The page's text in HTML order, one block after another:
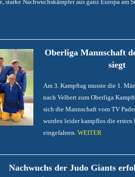
starke Nachwuchskämpfer aus ganz Europa am
Oberliga Mannschaft
siegt
Am 3. Kampftag musste die 1.
nach Velbert zum Oberliga
sich die Mannschaft vom TV
wurden leider kampflos die ersten
eingefahren. WEITER
Nachwuchs der Judo Giants